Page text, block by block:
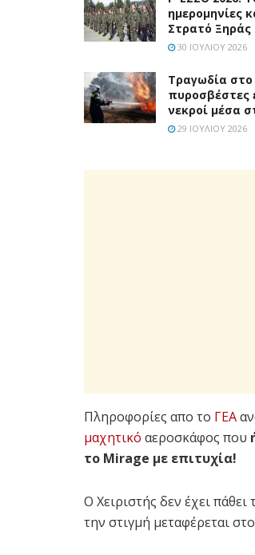
ημερομηνίες
Στρατό Ξηράς
30 ΙΟΥΛΊΟΥ 2026
Τραγωδία
πυροσβέστες
νεκροί μέσα
29 ΙΟΥΛΊΟΥ 2026
Πληροφορίες απο το ΓΕΑ
μαχητικό αεροσκάφος που
το Mirage με επιτυχία!
Ο Χειριστής δεν έχει
την στιγμή μεταφέρεται